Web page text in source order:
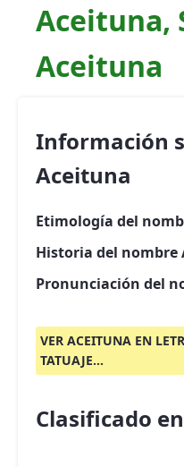
Aceituna,
Aceituna
Información
Aceituna
Etimología del
Historia del nombre
Pronunciación del
VER ACEITUNA EN
TATUAJE...
Clasificado